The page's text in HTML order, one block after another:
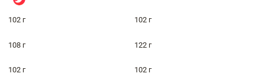
102 г 102 г
108 г 122 г
102 г 102 г